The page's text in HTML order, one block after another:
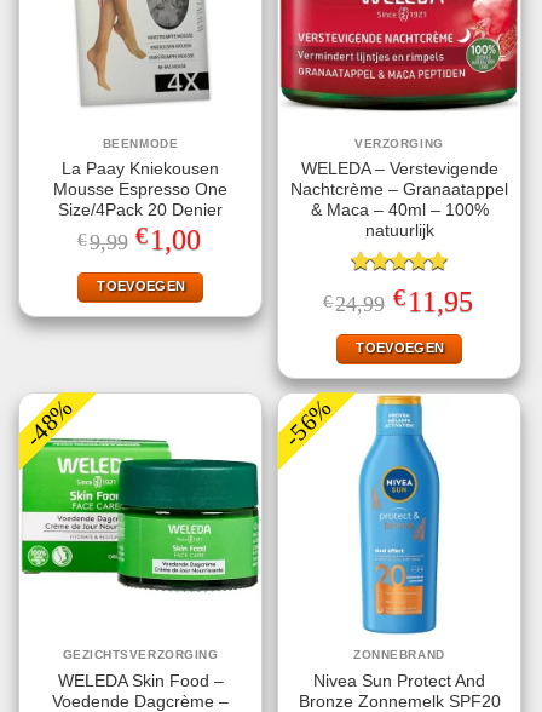
BEENMODE
La Paay Kniekousen
Mousse Espresso One
Size/4Pack 20 Denier
€9,99 Oorspronkelijke
prijs
was:
€9,99.
€1,00
is:
€1,00.
TOEVOEGEN
VERZORGING
WELEDA – Verstevigende
Nachtcrème – Granaatappel
& Maca – 40ml – 100%
natuurlijk
Gewaardeerd
5.00uit 5
€24,99 Oorspronkelijke
prijs
was:
€24,99.
€11,95prijs
TOEVOEGEN
-48%
GEZICHTSVERZORGING
WELEDA Skin Food –
Voedende Dagcrème –
-56%
ZONNEBRAND
Nivea Sun Protect And
Bronze Zonnemelk SPF20